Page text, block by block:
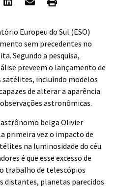
Europeu do Sul (ESO)
sem precedentes no
Segundo a pesquisa,
preveem o lançamento de
satélites, incluindo modelos
de alterar a aparência
astronômicas.
belga Olivier
primeira vez o impacto de
na luminosidade do céu.
é que esse excesso de
trabalho de telescópios
distantes, planetas parecidos